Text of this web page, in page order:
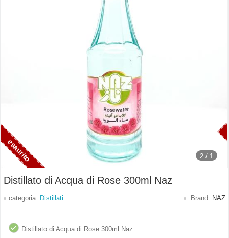
2 / 1
Distillato di Acqua di Rose 300ml Naz
categoria: Distillati Brand: NAZ
Distillato di Acqua di Rose 300ml Naz